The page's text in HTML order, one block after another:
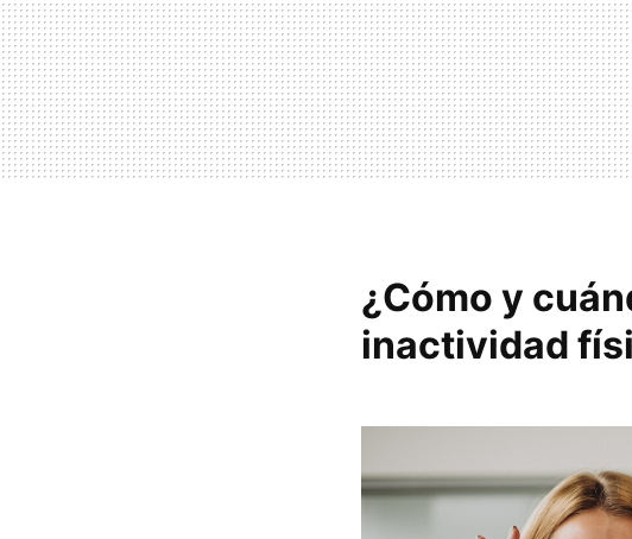
¿Cómo y
inactividad